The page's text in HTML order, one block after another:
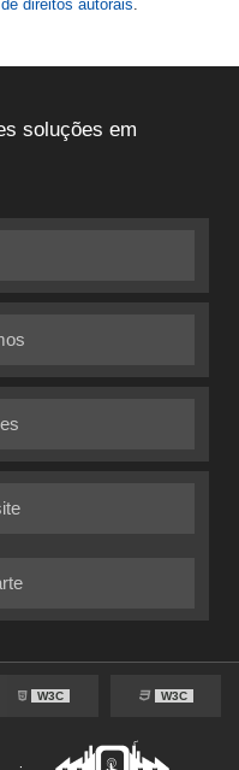
direitos autorais.
soluções em
W3C W3C